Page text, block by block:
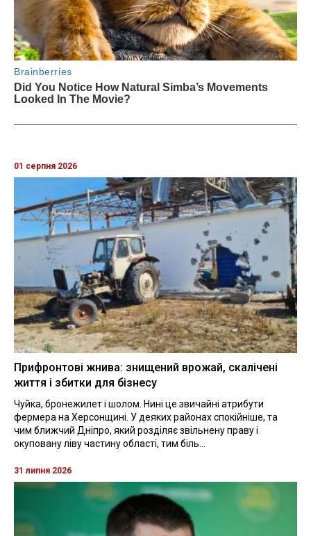
01 серпня 2026
Прифронтові жнива: знищений врожай, скалічені
життя і збитки для бізнесу
Чуйка, бронежилет і шолом. Нині це звичайні атрибути
фермера на Херсонщині. У деяких районах спокійніше, та
чим ближчий Дніпро, який розділяє звільнену праву і
окуповану ліву частину області, тим біль...
31 липня 2026